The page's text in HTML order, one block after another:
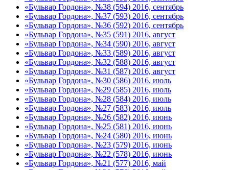
«Бульвар Гордона», №38 (594) 2016, сентябрь
«Бульвар Гордона», №37 (593) 2016, сентябрь
«Бульвар Гордона», №36 (592) 2016, сентябрь
«Бульвар Гордона», №35 (591) 2016, август
«Бульвар Гордона», №34 (590) 2016, август
«Бульвар Гордона», №33 (589) 2016, август
«Бульвар Гордона», №32 (588) 2016, август
«Бульвар Гордона», №31 (587) 2016, август
«Бульвар Гордона», №30 (586) 2016, июль
«Бульвар Гордона», №29 (585) 2016, июль
«Бульвар Гордона», №28 (584) 2016, июль
«Бульвар Гордона», №27 (583) 2016, июль
«Бульвар Гордона», №26 (582) 2016, июнь
«Бульвар Гордона», №25 (581) 2016, июнь
«Бульвар Гордона», №24 (580) 2016, июнь
«Бульвар Гордона», №23 (579) 2016, июнь
«Бульвар Гордона», №22 (578) 2016, июнь
«Бульвар Гордона», №21 (577) 2016, май